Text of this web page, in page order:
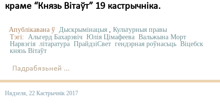
краме “Князь Вітаўт” 19 кастрычніка.
Апублікавана ў Дыскрымінацыя , Культурныя правы
Тэгі: Альгерд Бахарэвіч Юлія Цімафеева Вальжына Морт
Нарвэгія літаратура ПрайдзіСвет гендэрная роўнасьць Віцебск
князь Вітаўт
Падрабязьней ...
Нядзеля, 22 Кастрычнік 2017